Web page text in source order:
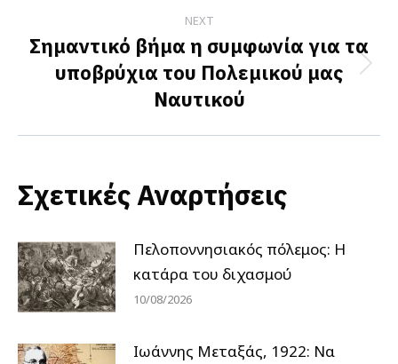
NEXT
Next
post:
Σημαντικό βήμα η συμφωνία για τα
υποβρύχια του Πολεμικού μας
Ναυτικού
Σχετικές Αναρτήσεις
Πελοποννησιακός πόλεμος: Η
κατάρα του διχασμού
10/08/2026
Ιωάννης Μεταξάς, 1922: Να